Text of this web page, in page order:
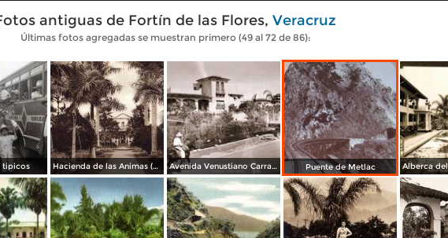
antiguas de Fortín de las Flores, Veracruz
Últimas fotos agregadas se muestran primero (49 al 72 de 86):
tipicos Hacienda de las Animas (circa 1920) Avenida Venustiano Carranza Puente de Metlac